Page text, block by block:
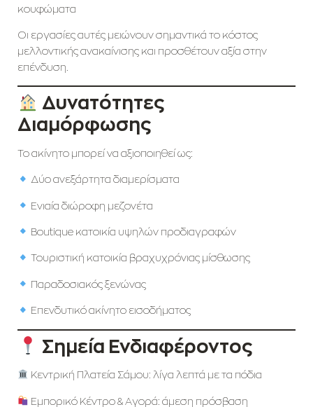
κουφώματα
Οι εργασίες αυτές μειώνουν σημαντικά το κόστος
μελλοντικής ανακαίνισης και προσθέτουν αξία στην
επένδυση.
Δυνατότητες
Διαμόρφωσης
Το ακίνητο μπορεί να αξιοποιηθεί ως:
Δύο ανεξάρτητα διαμερίσματα
Ενιαία διώροφη μεζονέτα
Boutique κατοικία υψηλών προδιαγραφών
Τουριστική κατοικία βραχυχρόνιας μίσθωσης
Παραδοσιακός ξενώνας
Επενδυτικό ακίνητο εισοδήματος
Σημεία Ενδιαφέροντος
Κεντρική Πλατεία Σάμου: λίγα λεπτά με τα πόδια
Εμπορικό Κέντρο & Αγορά: άμεση πρόσβαση